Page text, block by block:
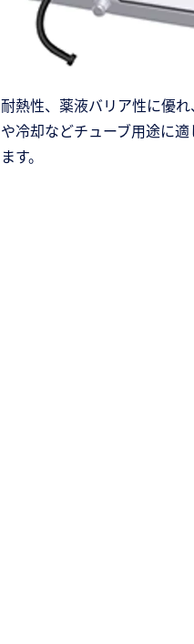
耐熱性、薬液バリア性に優
や冷却などチューブ用途に
ます。